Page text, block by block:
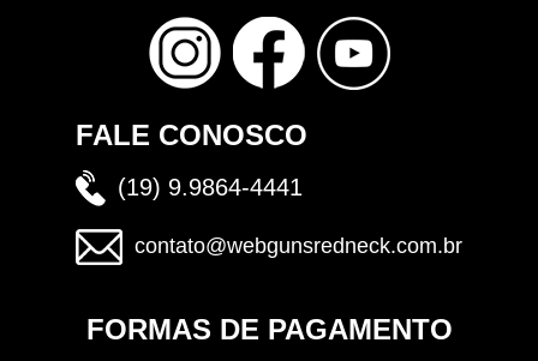
FALE CONOSCO
(19) 9.9864-4441
contato@webgunsredneck.com.br
FORMAS DE PAGAMENTO